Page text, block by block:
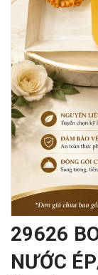
29626
NƯỚC